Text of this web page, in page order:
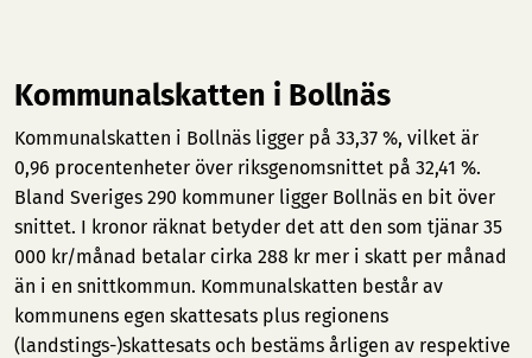
Kommunalskatten i Bollnäs
Kommunalskatten i Bollnäs ligger på 33,37 %, vilket är
0,96 procentenheter över riksgenomsnittet på 32,41 %.
Bland Sveriges 290 kommuner ligger Bollnäs en bit över
snittet. I kronor räknat betyder det att den som tjänar 35
000 kr/månad betalar cirka 288 kr mer i skatt per månad
än i en snittkommun. Kommunalskatten består av
kommunens egen skattesats plus regionens
(landstings-)skattesats och bestäms årligen av respektive